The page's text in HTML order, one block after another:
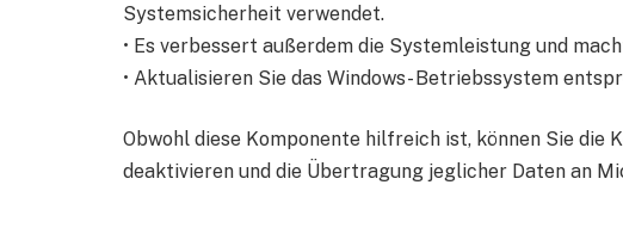
Systemsicherheit verwendet.
• Es verbessert außerdem die Systemleistung und
• Aktualisieren Sie das Windows- Betriebssystem
Obwohl diese Komponente hilfreich ist, können Sie
deaktivieren und die Übertragung jeglicher Daten an